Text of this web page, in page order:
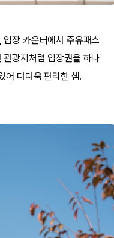
장 카운터에서 주유패스
광지처럼 입장권을 하나
어 더더욱 편리한 셈.